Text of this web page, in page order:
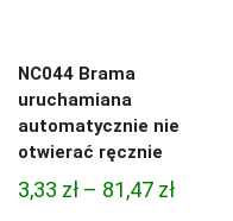
NC044 Brama
uruchamiana
automatycznie nie
otwierać ręcznie
3,33 zł – 81,47 złZakres